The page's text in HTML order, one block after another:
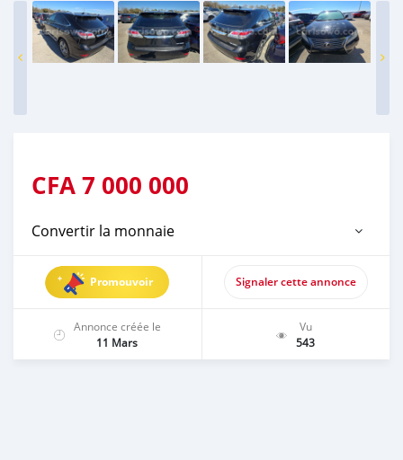
CFA7 000 000
Convertir la monnaie
Promouvoir Signaler cette annonce
Annonce créée le
11 Mars
Vu
543